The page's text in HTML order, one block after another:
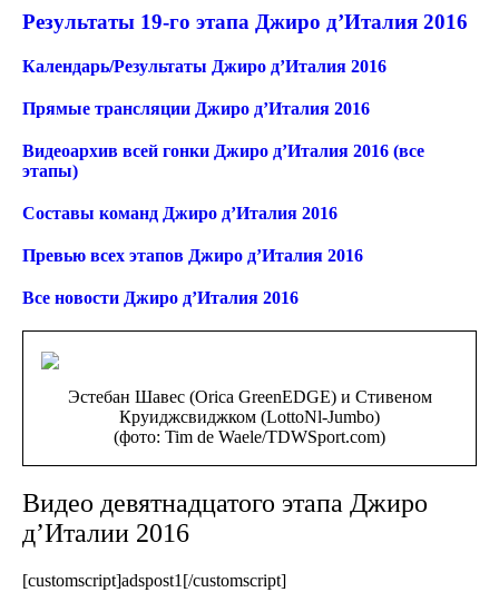
Результаты 19-го этапа Джиро д’Италия 2016
Календарь/Результаты Джиро д’Италия 2016
Прямые трансляции Джиро д’Италия 2016
Видеоархив всей гонки Джиро д’Италия 2016 (все
этапы)
Составы команд Джиро д’Италия 2016
Превью всех этапов Джиро д’Италия 2016
Все новости Джиро д’Италия 2016
Эстебан Шавес (Orica GreenEDGE) и Стивеном
Круиджсвиджком (LottoNl-Jumbo)
(фото: Tim de Waele/TDWSport.com)
Видео девятнадцатого этапа Джиро
д’Италии 2016
[customscript]adspost1[/customscript]